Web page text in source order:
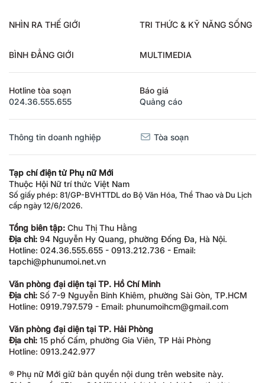
NHÌN RA THẾ GIỚI TRI THỨC & KỸ NĂNG SỐNG
BÌNH ĐẲNG GIỚI MULTIMEDIA
Hotline tòa soạn
024.36.555.655
Báo giá
Quảng cáo
Thông tin doanh nghiệp Tòa soạn
Tạp chí điện tử Phụ nữ Mới
Thuộc Hội Nữ trí thức Việt Nam
Số giấy phép: 81/GP-BVHTTDL do Bộ Văn Hóa, Thể Thao và Du Lịch
cấp ngày 12/6/2026.
Tổng biên tập: Chu Thị Thu Hằng
Địa chỉ: 94 Nguyễn Hy Quang, phường Đống Đa, Hà Nội.
Hotline: 024.36.555.655 - 0913.212.736 - Email:
tapchi@phunumoi.net.vn
Văn phòng đại diện tại TP. Hồ Chí Minh
Địa chỉ: Số 7-9 Nguyễn Bỉnh Khiêm, phường Sài Gòn, TP.HCM
Hotline: 0919.797.579 - Email: phunumoihcm@gmail.com
Văn phòng đại diện tại TP. Hải Phòng
Địa chỉ: 15 phố Cấm, phường Gia Viên, TP Hải Phòng
Hotline: 0913.242.977
® Phụ nữ Mới giữ bản quyền nội dung trên website này.